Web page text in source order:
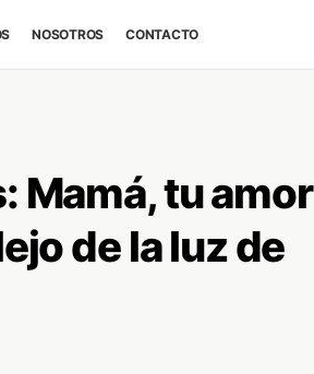
NOSOTROS CONTACTO
Mamá, tu amor
de la luz de